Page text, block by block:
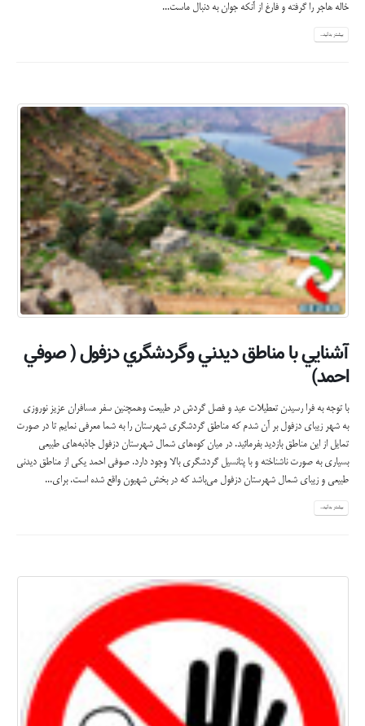
خاله هاجر را گرفته و فارغ از آنکه جوان به دنبال ماست...
بیشتر بدانید...
آشنايي با مناطق ديدني وگردشگري دزفول ( صوفي
احمد)
با توجه به فرا رسيدن تعطيلات عيد و فصل گردش در طبيعت وهمچنين سفر مسافران عزيز نوروزي
به شهر زيباي دزفول بر آن شدم كه مناطق گردشگري شهرستان را به شما معرفي نمايم تا در صورت
تمايل از اين مناطق بازديد بفرمائيد. در میان کوه‌های شمال شهرستان دزفول جاذبه‌های طبیعی
بسیاری به صورت ناشناخته و با پتانسیل گردشگری بالا وجود دارد. صوفی احمد یکی از مناطق دیدنی
طبیعی و زیبای شمال شهرستان دزفول می‌باشد که در بخش شهیون واقع شده است. برای...
بیشتر بدانید...